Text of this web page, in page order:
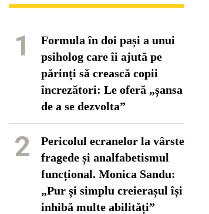
1
Formula în doi pași a unui
psiholog care îi ajută pe
părinți să crească copii
încrezători: Le oferă „șansa
de a se dezvolta”
2
Pericolul ecranelor la vârste
fragede și analfabetismul
funcțional. Monica Sandu:
„Pur și simplu creierașul își
inhibă multe abilități”